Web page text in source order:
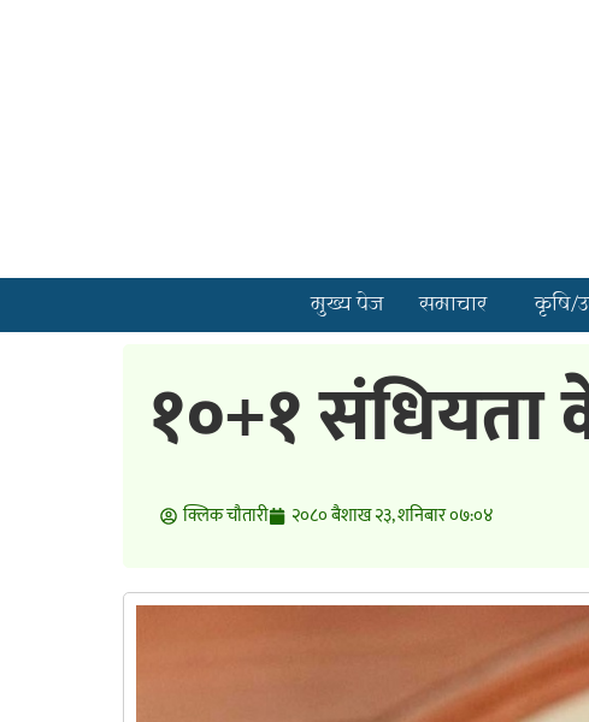
मुख्य पेज समाचार कृषि/
१०+१ संधियता
क्लिक चाैतारी २०८० बैशाख २३, शनिबार ०७:०४